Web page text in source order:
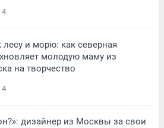
4
и морю: как северная
молодую маму из
на творчество
4
дизайнер из Москвы за свои